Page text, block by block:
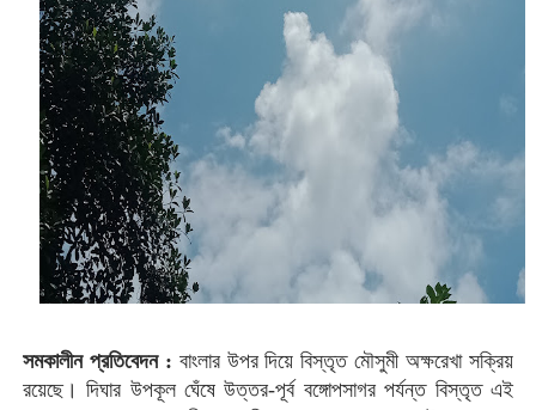
সমকালীন প্রতিবেদন : বাংলার উপর দিয়ে বিস্তৃত মৌসুমী অক্ষরেখা সক্রিয়
রয়েছে। দিঘার উপকূল ঘেঁষে উত্তর-পূর্ব বঙ্গোপসাগর পর্যন্ত বিস্তৃত এই